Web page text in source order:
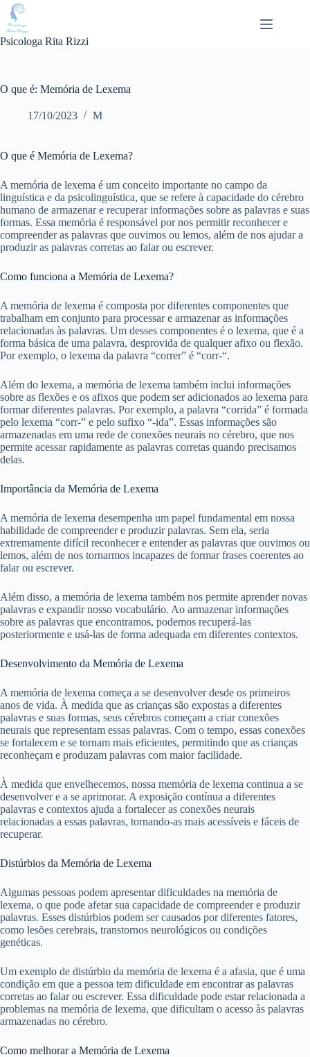
Pular
para
conteúdo
Psicologa Rita Rizzi
O que é: Memória de Lexema
17/10/2023 M
O que é Memória de Lexema?
A memória de lexema é um conceito importante no campo da
linguística e da psicolinguística, que se refere à capacidade do cérebro
humano de armazenar e recuperar informações sobre as palavras e suas
formas. Essa memória é responsável por nos permitir reconhecer e
compreender as palavras que ouvimos ou lemos, além de nos ajudar a
produzir as palavras corretas ao falar ou escrever.
Como funciona a Memória de Lexema?
A memória de lexema é composta por diferentes componentes que
trabalham em conjunto para processar e armazenar as informações
relacionadas às palavras. Um desses componentes é o lexema, que é a
forma básica de uma palavra, desprovida de qualquer afixo ou flexão.
Por exemplo, o lexema da palavra “correr” é “corr-“.
Além do lexema, a memória de lexema também inclui informações
sobre as flexões e os afixos que podem ser adicionados ao lexema para
formar diferentes palavras. Por exemplo, a palavra “corrida” é formada
pelo lexema “corr-” e pelo sufixo “-ida”. Essas informações são
armazenadas em uma rede de conexões neurais no cérebro, que nos
permite acessar rapidamente as palavras corretas quando precisamos
delas.
Importância da Memória de Lexema
A memória de lexema desempenha um papel fundamental em nossa
habilidade de compreender e produzir palavras. Sem ela, seria
extremamente difícil reconhecer e entender as palavras que ouvimos ou
lemos, além de nos tornarmos incapazes de formar frases coerentes ao
falar ou escrever.
Além disso, a memória de lexema também nos permite aprender novas
palavras e expandir nosso vocabulário. Ao armazenar informações
sobre as palavras que encontramos, podemos recuperá-las
posteriormente e usá-las de forma adequada em diferentes contextos.
Desenvolvimento da Memória de Lexema
A memória de lexema começa a se desenvolver desde os primeiros
anos de vida. À medida que as crianças são expostas a diferentes
palavras e suas formas, seus cérebros começam a criar conexões
neurais que representam essas palavras. Com o tempo, essas conexões
se fortalecem e se tornam mais eficientes, permitindo que as crianças
reconheçam e produzam palavras com maior facilidade.
À medida que envelhecemos, nossa memória de lexema continua a se
desenvolver e a se aprimorar. A exposição contínua a diferentes
palavras e contextos ajuda a fortalecer as conexões neurais
relacionadas a essas palavras, tornando-as mais acessíveis e fáceis de
recuperar.
Distúrbios da Memória de Lexema
Algumas pessoas podem apresentar dificuldades na memória de
lexema, o que pode afetar sua capacidade de compreender e produzir
palavras. Esses distúrbios podem ser causados por diferentes fatores,
como lesões cerebrais, transtornos neurológicos ou condições
genéticas.
Um exemplo de distúrbio da memória de lexema é a afasia, que é uma
condição em que a pessoa tem dificuldade em encontrar as palavras
corretas ao falar ou escrever. Essa dificuldade pode estar relacionada a
problemas na memória de lexema, que dificultam o acesso às palavras
armazenadas no cérebro.
Como melhorar a Memória de Lexema